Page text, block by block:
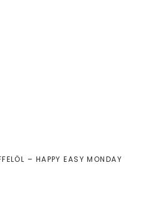
– HAPPY EASY MONDAY